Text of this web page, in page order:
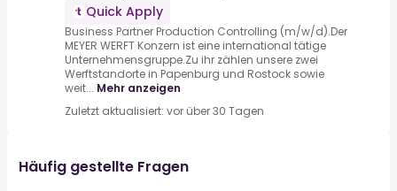
Quick Apply
Business Partner Production Controlling (m/w/d).Der
MEYER WERFT Konzern ist eine international tätige
Unternehmensgruppe.Zu ihr zählen unsere zwei
Werftstandorte in Papenburg und Rostock sowie
weit... Mehr anzeigen
Zuletzt aktualisiert: vor über 30 Tagen
Häufig gestellte Fragen